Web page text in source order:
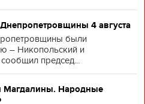
4 августа
были
– Никопольский и
председ...
Магдалины. Народные